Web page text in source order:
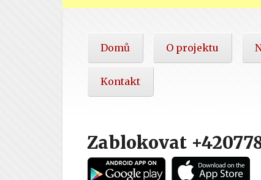
Domů O projektu
Kontakt
Zablokovat